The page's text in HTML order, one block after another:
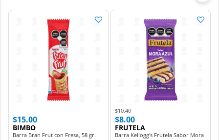
$15.00
BIMBO
Barra Bran Frut con Fresa, 58 gr.
Price reduced from
$10.40to
$8.00
FRUTELA
Barra Kellogg's Frutela Sabor Mora